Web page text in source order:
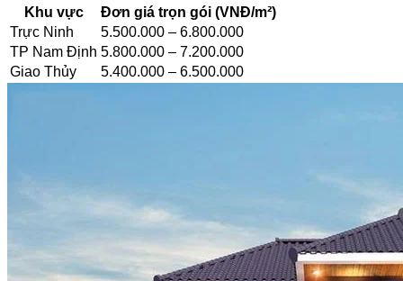
Khu vực
Đơn giá trọn gói (VNĐ/m²)
Trực Ninh
5.500.000 – 6.800.000
TP Nam Định 5.800.000 – 7.200.000
Giao Thủy
5.400.000 – 6.500.000